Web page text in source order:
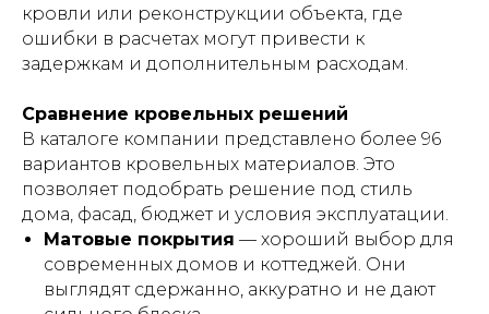
кровли или реконструкции объекта, где
ошибки в расчетах могут привести к
задержкам и дополнительным расходам.
Сравнение кровельных решений
В каталоге компании представлено более 96
вариантов кровельных материалов. Это
позволяет подобрать решение под стиль
дома, фасад, бюджет и условия эксплуатации.
Матовые покрытия — хороший выбор для
современных домов и коттеджей. Они
выглядят сдержанно, аккуратно и не дают